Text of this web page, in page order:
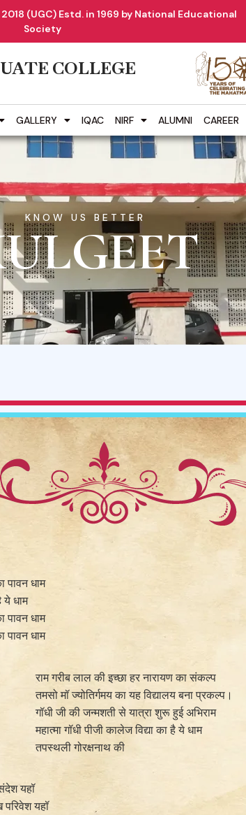
(UGC) Estd. in 1969 by National Educational
Society
COLLEGE
GALLERY IQAC NIRF ALUMNI CAREER
KNOW US BETTER
पावन धाम
ये धाम
पावन धाम
पावन धाम
राम गरीब लाल की इच्छा हर नारायण का संकल्प
तमसो मॉ ज्योतिर्गमय का यह विद्यालय बना प्रकल्प।
गॉधी जी की जन्मशती से यात्रा शुरू हुई अभिराम
महात्मा गॉधी पीजी कालेज विद्या का है ये धाम
तपस्थली गोरक्षनाथ की
यहॉ
परिवेश यहॉ